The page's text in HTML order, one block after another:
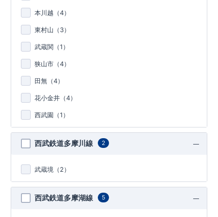
本川越（4）
東村山（3）
武蔵関（1）
狭山市（4）
田無（4）
花小金井（4）
西武園（1）
西武鉄道多摩川線 2
武蔵境（2）
西武鉄道多摩湖線 5